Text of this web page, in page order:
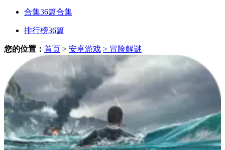
合集36篇合集
排行榜36篇
您的位置： 首页 > 安卓游戏 > 冒险解谜